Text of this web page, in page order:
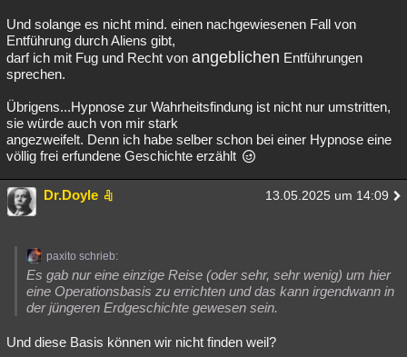
Und solange es nicht mind. einen nachgewiesenen Fall von
Entführung durch Aliens gibt,
darf ich mit Fug und Recht von angeblichen Entführungen
sprechen.
Übrigens...Hypnose zur Wahrheitsfindung ist nicht nur umstritten,
sie würde auch von mir stark
angezweifelt. Denn ich habe selber schon bei einer Hypnose eine
völlig frei erfundene Geschichte erzählt
Dr.Doyle 13.05.2025 um 14:09
paxito schrieb:
Es gab nur eine einzige Reise (oder sehr, sehr wenig) um hier
eine Operationsbasis zu errichten und das kann irgendwann in
der jüngeren Erdgeschichte gewesen sein.
Und diese Basis können wir nicht finden weil?